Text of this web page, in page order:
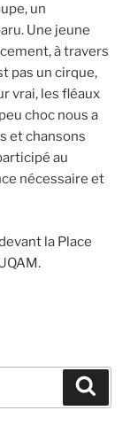
un
Une jeune
à travers
pas un cirque,
vrai, les fléaux
choc nous a
et chansons
au
nécessaire et
la Place